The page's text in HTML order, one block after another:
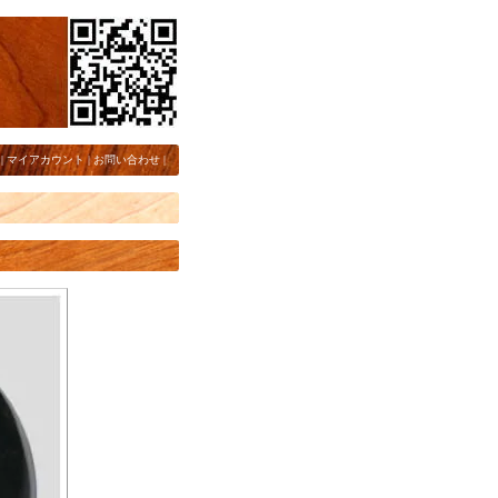
マイアカウント | お問い合わせ |